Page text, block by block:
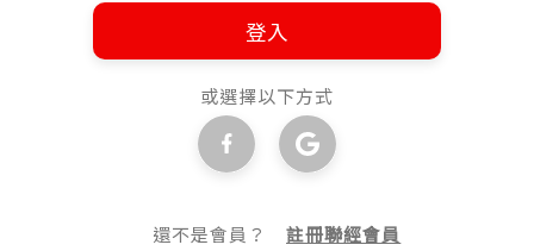
登入
或選擇以下方式
還不是會員？註冊聯經會員